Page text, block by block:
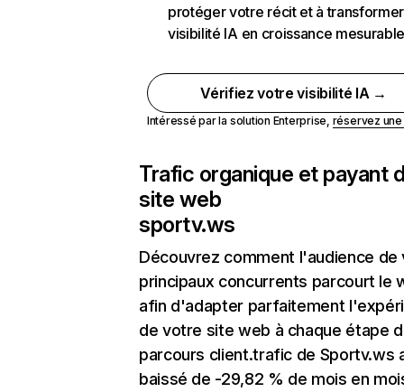
protéger votre récit et à
visibilité IA en croissance
Vérifiez votre visibilité IA →
Intéressé par la solution Enterprise, réservez
Trafic organique et payant
site web
sportv.ws
Découvrez comment l'audience de
principaux concurrents parcourt le
afin d'adapter parfaitement
de votre site web à chaque étape
parcours client.trafic de Sportv.ws
baissé de -29,82 % de mois en